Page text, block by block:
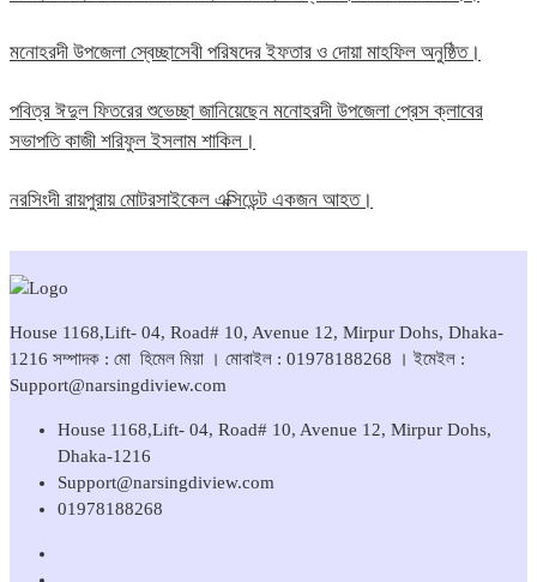
মনোহরদী উপজেলা স্বেচ্ছাসেবী পরিষদের ইফতার ও দোয়া মাহফিল অনুষ্ঠিত।
পবিত্র ঈদুল ফিতরের শুভেচ্ছা জানিয়েছেন মনোহরদী উপজেলা প্রেস ক্লাবের
সভাপতি কাজী শরিফুল ইসলাম শাকিল।
নরসিংদী রায়পুরায় মোটরসাইকেল এক্সিডেন্ট একজন আহত।
House 1168,Lift- 04, Road# 10, Avenue 12, Mirpur Dohs, Dhaka-
1216 সম্পাদক : মো হিমেল মিয়া । মোবাইল : 01978188268 । ইমেইল :
Support@narsingdiview.com
House 1168,Lift- 04, Road# 10, Avenue 12, Mirpur Dohs,
Dhaka-1216
Support@narsingdiview.com
01978188268